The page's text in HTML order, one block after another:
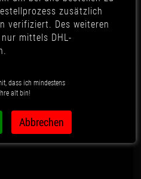
& Olives
zusätzlich
verifiziert. Des weiteren
mittels DHL-
dass ich mindestens
alt bin!